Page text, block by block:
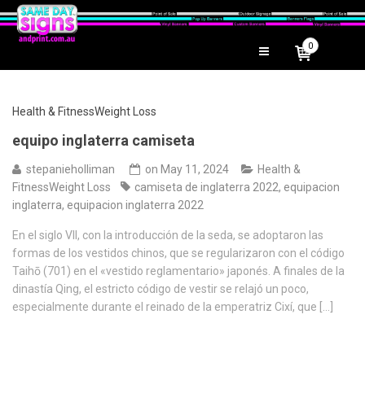
0
Health & FitnessWeight Loss
equipo inglaterra camiseta
stepanieholliman on May 11, 2024
Health &
FitnessWeight Loss
camiseta de inglaterra 2022, equipacion
inglaterra, equipacion inglaterra 2022
En el siglo VII, con la introducción de la seda, se adoptaron las
formas de los vestidos chinos, que se regularizaron con el código
Taihō (701) en el «vestido reglamentario» japonés. A finales de la
dinastía Qing, el estricto código de vestir se relajó un poco,
especialmente durante el reinado de la emperatriz Cixí, que […]